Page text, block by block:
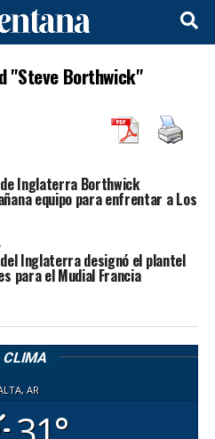
"Steve Borthwick"
Inglaterra Borthwick
equipo para enfrentar a Los
Inglaterra designó el plantel
para el Mudial Francia
CLIMA
AR